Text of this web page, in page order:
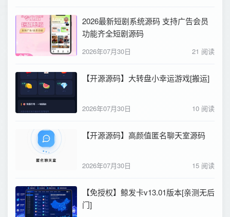
2026最新短剧系统源码 支持广告会员
功能齐全短剧源码
2026年07月30日 21 阅读
【开源源码】大转盘小幸运游戏[搬运]
2026年07月30日 10 阅读
【开源源码】高颜值匿名聊天室源码
2026年07月30日 15 阅读
【免授权】鲸发卡v13.01版本[亲测无后
门]